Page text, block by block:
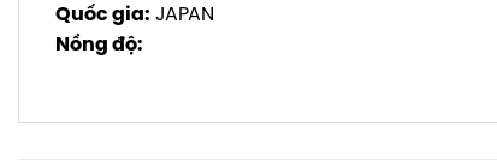
Quốc gia: JAPAN
Nồng độ: